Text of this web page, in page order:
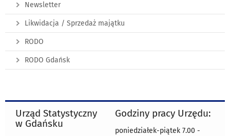
Newsletter
Likwidacja / Sprzedaż majątku
RODO
RODO Gdańsk
Urząd Statystyczny
w Gdańsku
Godziny pracy Urzędu:
poniedziałek-piątek 7.00 -